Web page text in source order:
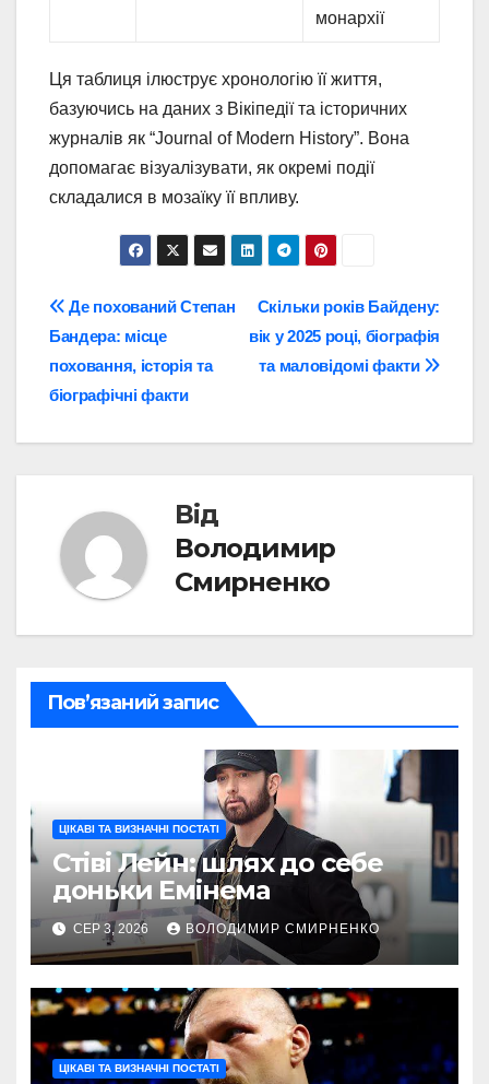
монархії
Ця таблиця ілюструє хронологію її життя,
базуючись на даних з Вікіпедії та історичних
журналів як “Journal of Modern History”. Вона
допомагає візуалізувати, як окремі події
складалися в мозаїку її впливу.
Навігація
записів
Скільки років Байдену:
вік у 2025 році, біографія
та маловідомі факти
Де похований Степан
Бандера: місце
поховання, історія та
біографічні факти
Від
Володимир
Смирненко
Пов’язаний запис
ЦІКАВІ ТА ВИЗНАЧНІ ПОСТАТІ
Стіві Лейн: шлях до себе
доньки Емінема
СЕР 3, 2026 ВОЛОДИМИР СМИРНЕНКО
ЦІКАВІ ТА ВИЗНАЧНІ ПОСТАТІ